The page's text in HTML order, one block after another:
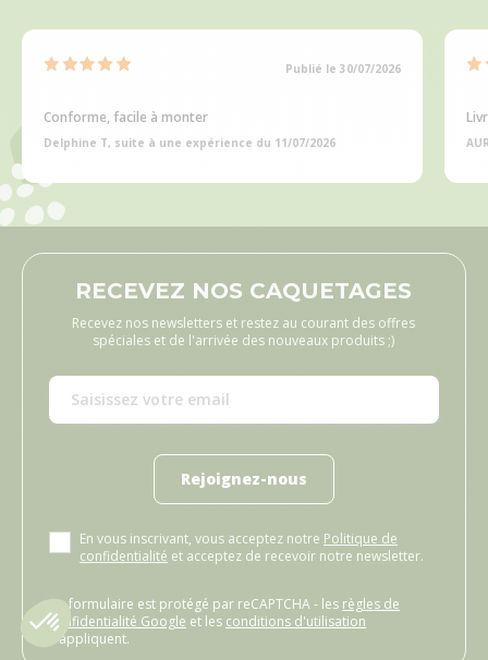
Publié le 30/07/2026
Conforme, facile à monter
Delphine T, suite à une expérience du 11/07/2026
RECEVEZ NOS CAQUETAGES
Recevez nos newsletters et restez au courant des offres
spéciales et de l'arrivée des nouveaux produits ;)
Rejoignez-nous
En vous inscrivant, vous acceptez notre Politique de
confidentialité et acceptez de recevoir notre newsletter.
Ce formulaire est protégé par reCAPTCHA - les règles de
confidentialité Google et les conditions d'utilisation
s'appliquent.